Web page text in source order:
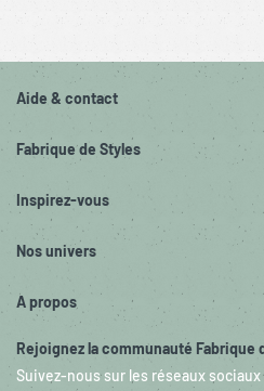
Aide & contact
Fabrique de Styles
Inspirez-vous
Nos univers
A propos
Rejoignez la communauté Fabrique
Suivez-nous sur les réseaux